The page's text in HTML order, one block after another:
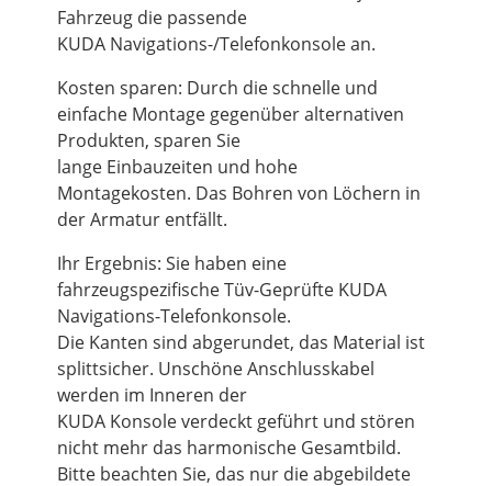
Fahrzeug die passende
KUDA Navigations-/Telefonkonsole an.
Kosten sparen: Durch die schnelle und
einfache Montage gegenüber alternativen
Produkten, sparen Sie
lange Einbauzeiten und hohe
Montagekosten. Das Bohren von Löchern in
der Armatur entfällt.
Ihr Ergebnis: Sie haben eine
fahrzeugspezifische Tüv-Geprüfte KUDA
Navigations-Telefonkonsole.
Die Kanten sind abgerundet, das Material ist
splittsicher. Unschöne Anschlusskabel
werden im Inneren der
KUDA Konsole verdeckt geführt und stören
nicht mehr das harmonische Gesamtbild.
Bitte beachten Sie, das nur die abgebildete